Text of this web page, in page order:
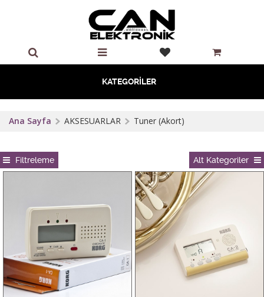
KATEGORİLER
Ana Sayfa AKSESUARLAR Tuner (Akort)
Filtreleme Alt Kategoriler